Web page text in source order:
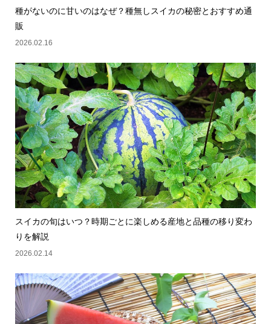
種がないのに甘いのはなぜ？種無しスイカの秘密とおすすめ通
販
2026.02.16
スイカの旬はいつ？時期ごとに楽しめる産地と品種の移り変わ
りを解説
2026.02.14